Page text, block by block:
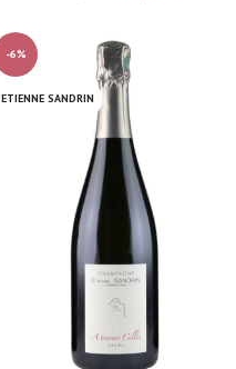
-6%
ETIENNE SANDRIN